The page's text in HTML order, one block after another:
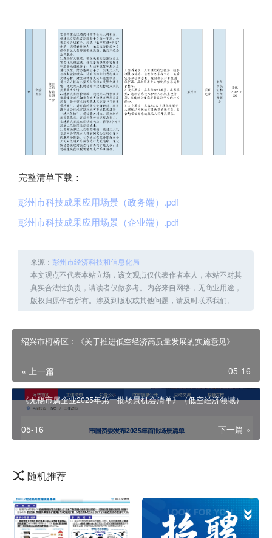
完整清单下载：
彭州市科技成果应用场景（政务端）.pdf
彭州市科技成果应用场景（企业端）.pdf
来源： 彭州市经济科技和信息化局
本文观点不代表本站立场，该文观点仅代表作者本人，本站不对其
真实合法性负责，请读者仅做参考。内容来自网络，无商业用途，
版权归原作者所有。涉及到版权或其他问题，请及时联系我们。
绍兴市柯桥区：《关于推进低空经济高质量发展的实施意见》
« 上一篇 05-16
《无锡市属企业2025年第一批场景机会清单》（低空经济领域）
下一篇 »
05-16
随机推荐